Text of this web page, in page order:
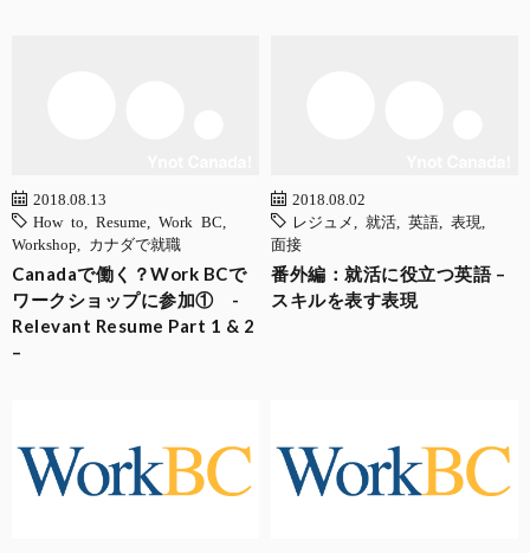
2018.08.13
How to
Resume Work BC
Workshop
カナダで就職
Canadaで働く？Work BCで
ワークショップに参加① -
Relevant Resume Part 1 & 2
–
2018.08.02
レジュメ
就活 英語 表現
面接
番外編：就活に役立つ英語 –
スキルを表す表現